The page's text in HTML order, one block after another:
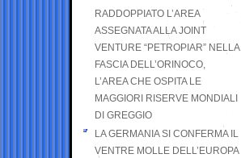
RADDOPPIATO L’AREA
ASSEGNATA ALLA JOINT
VENTURE “PETROPIAR” NELLA
FASCIA DELL’ORINOCO,
L’AREA CHE OSPITA LE
MAGGIORI RISERVE MONDIALI
DI GREGGIO
LA GERMANIA SI CONFERMA IL
VENTRE MOLLE DELL’EUROPA